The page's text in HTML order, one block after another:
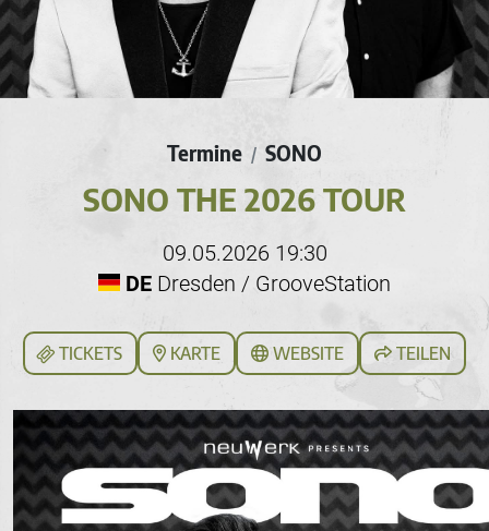
Termine / SONO
SONO THE 2026 TOUR
09.05.2026 19:30
DEDresden / GrooveStation
TICKETS KARTE WEBSITE TEILEN